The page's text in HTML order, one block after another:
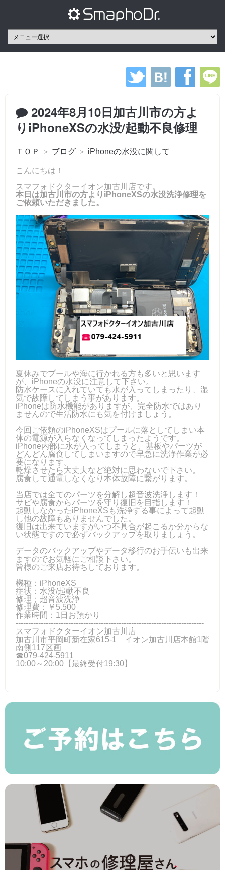
2024年8月10日加古川市の方よ
りiPhoneXSの水没/起動不良修理
ＴＯＰ ＞ ブログ ＞ iPhoneの水没に関して
こんにちは！
スマフォドクターイオン加古川店です。
本日は加古川市の方よりiPhoneXSの水没洗浄修理を
ご依頼いただきました。
夏休みでプールや海に行かれる方も多いと思います
が、iPhoneの水没に注意して下さい。
防水ケースに入れていても水が入ってしまったり、湿
気で故障してしまう事があります。
iPhoneは防水機能がありますが、完全防水ではあり
ませんので生活防水にも気を付けましょう。
今回ご依頼のiPhoneXSはプールに落としてしまい本
体の電源が入らなくなってしまったようです。
iPhone内部に水が入ってしまうと、基板やパーツが
どんどん腐食してしまいますので早急に洗浄作業が必
要になります。
乾燥させたら大丈夫など絶対に思わないで下さい。
腐食して通電しなくなり本体故障に繋がります。
当店では全てのパーツを分解し超音波洗浄します！
サビや腐食からパーツを守り復旧を目指します！
起動しなかったiPhoneXSも洗浄する事によって起動
し他の故障もありませんでした。
復旧は出来ていますがいつ不具合が起こるか分からな
い状態ですので必ずバックアップを取りましょう。
データのバックアップやデータ移行のお手伝いも出来
ますのでお気軽にご相談下さい。
皆様のご来店お待ちしております。
機種：iPhoneXS
症状：水没/起動不良
修理；超音波洗浄
修理費：￥5.500
作業時間：1日お預かり
---------------------------------------------------------------------------
スマフォドクターイオン加古川店
加古川市平岡町新在家615-1 イオン加古川店本館1階
南側117区画
☎079-424‐5911
10:00～20:00【最終受付19:30】